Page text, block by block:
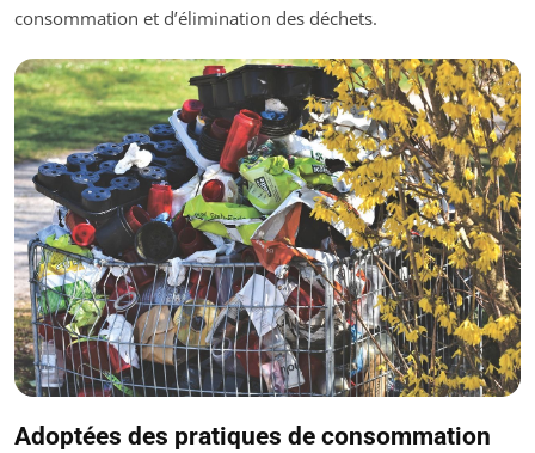
consommation et d’élimination des déchets.
Adoptées des pratiques de consommation